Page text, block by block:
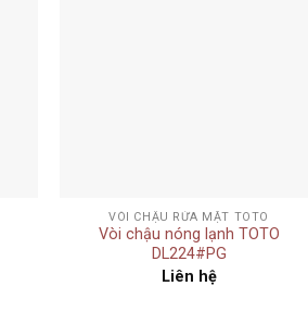
VÒI CHẬU RỬA MẶT TOTO
Vòi chậu nóng lạnh TOTO
DL224#PG
Liên hệ